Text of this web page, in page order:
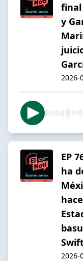
final
y
2026-
EP
ha
2026-